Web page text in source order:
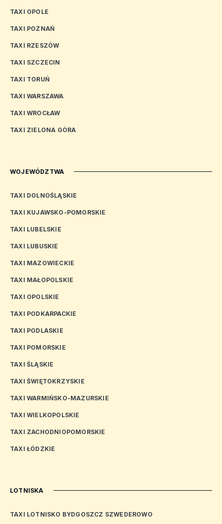
TAXI OPOLE
TAXI POZNAŃ
TAXI RZESZÓW
TAXI SZCZECIN
TAXI TORUŃ
TAXI WARSZAWA
TAXI WROCŁAW
TAXI ZIELONA GÓRA
WOJEWÓDZTWA
TAXI DOLNOŚLĄSKIE
TAXI KUJAWSKO-POMORSKIE
TAXI LUBELSKIE
TAXI LUBUSKIE
TAXI MAZOWIECKIE
TAXI MAŁOPOLSKIE
TAXI OPOLSKIE
TAXI PODKARPACKIE
TAXI PODLASKIE
TAXI POMORSKIE
TAXI ŚLĄSKIE
TAXI ŚWIĘTOKRZYSKIE
TAXI WARMIŃSKO-MAZURSKIE
TAXI WIELKOPOLSKIE
TAXI ZACHODNIOPOMORSKIE
TAXI ŁÓDZKIE
LOTNISKA
TAXI LOTNISKO BYDGOSZCZ SZWEDEROWO